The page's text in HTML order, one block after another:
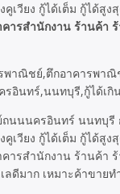
เวียง กู้ได้เต็ม กู้ได้สูง
ารสำนักงาน ร้านค้า
นนนครอินทร์ นนทบุรี
เวียง กู้ได้เต็ม กู้ได้สูง
ารสำนักงาน ร้านค้า
ดีมาก เหมาะค้าขายท